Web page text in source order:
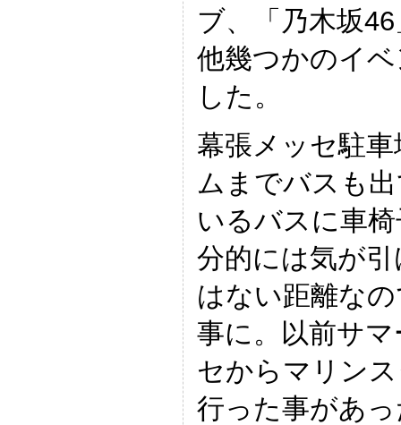
ブ、「乃木坂
他幾つかのイ
した。
幕張メッセ駐
ムまでバスも
いるバスに車
分的には気が
はない距離な
事に。以前サ
セからマリン
行った事があ